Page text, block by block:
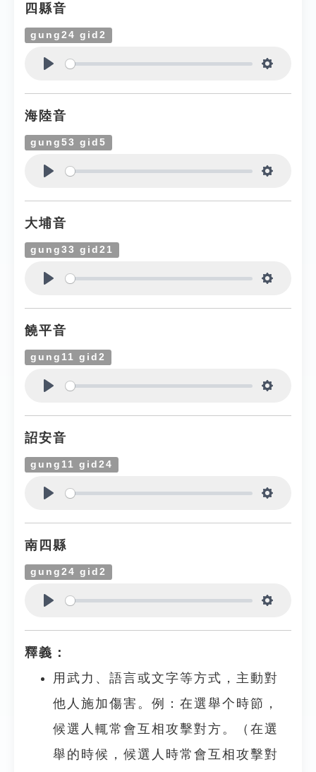
四縣音
gung24 gid2
海陸音
gung53 gid5
大埔音
gung33 gid21
饒平音
gung11 gid2
詔安音
gung11 gid24
南四縣
gung24 gid2
釋義：
用武力、語言或文字等方式，主動對
他人施加傷害。例：在選舉个時節，
候選人輒常會互相攻擊對方。（在選
舉的時候，候選人時常會互相攻擊對